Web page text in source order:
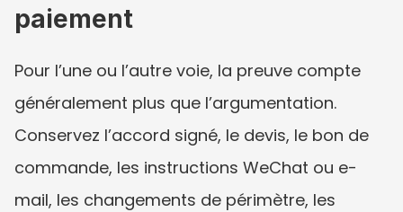
paiement
Pour l’une ou l’autre voie, la preuve compte
généralement plus que l’argumentation.
Conservez l’accord signé, le devis, le bon de
commande, les instructions WeChat ou e-
mail, les changements de périmètre, les